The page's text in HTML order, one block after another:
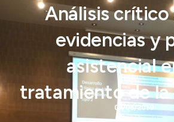
Análisis crítico
evidencias y
asistencial
tratamiento de la
04/06/2019